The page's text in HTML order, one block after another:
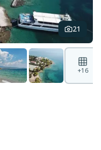
21
+16